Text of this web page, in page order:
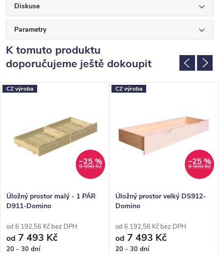
Diskuse
Parametry
K tomuto produktu
doporučujeme ještě dokoupit
CZ výroba
9 990 Kč
–25 %
Úložný prostor malý - 1 PÁR
D911-Domino
od 6 192,56 Kč bez DPH
od 7 493 Kč
20 - 30 dní
CZ výroba
9 990 Kč
–25 %
Úložný prostor velký DS912-
Domino
od 6 192,56 Kč bez DPH
od 7 493 Kč
20 - 30 dní